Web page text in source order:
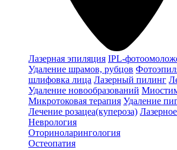
Лазерная эпиляция IPL-
Удаление шрамов, рубцов
шлифовка лица Лазерный пилинг
Удаление новообразований
Микротоковая терапия Удаление
Лечение розацеа(купероза)
Неврология
Оториноларингология
Остеопатия